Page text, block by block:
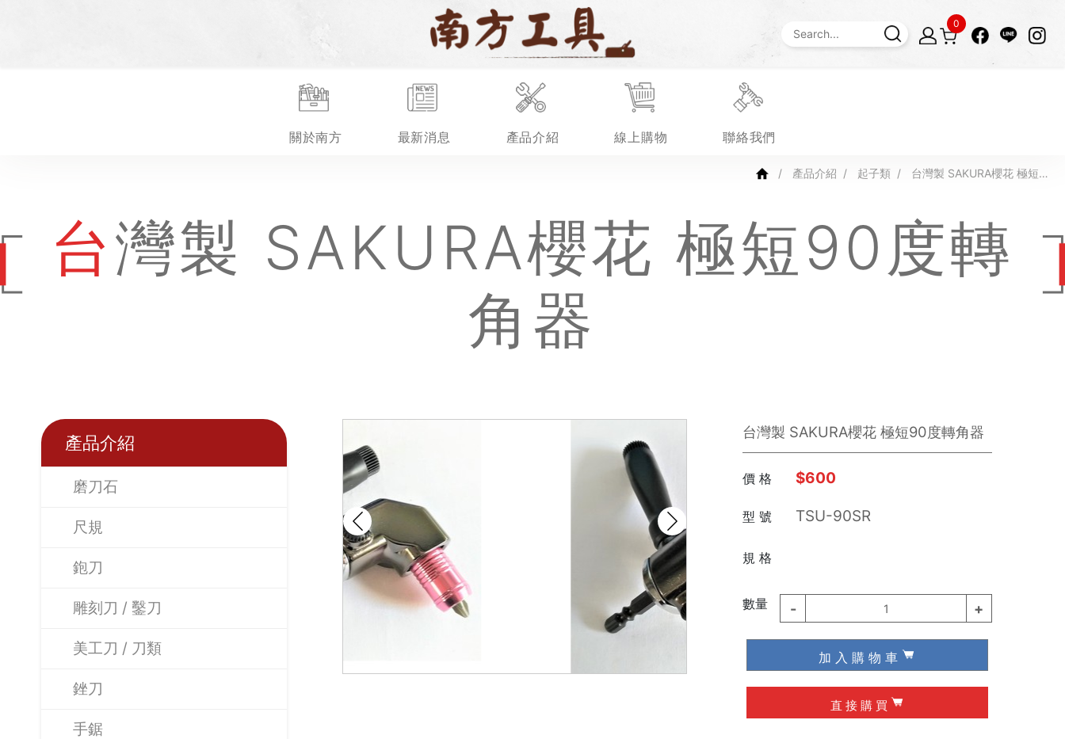
0
關於南方 最新消息 產品介紹 線上購物 聯絡我們
產品介紹 起子類
台灣製 SAKURA櫻花 極短9
台灣製 SAKURA櫻花 極短90度轉
角器
產品介紹
磨刀石
尺規
鉋刀
雕刻刀 / 鑿刀
美工刀 / 刀類
銼刀
手鋸
台灣製 SAKURA櫻花 極短90度轉角器
價 格 $600
型 號 TSU-90SR
規 格
數量 - 1 +
加 入 購 物 車
直 接 購 買